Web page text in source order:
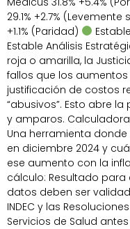
29.1% +2.7% (Levemente
+1.1% (Paridad)
Estable Análisis
roja o amarilla, la
fallos que los aumentos
justificación de costos
“abusivos”. Esto abre
y amparos.
Una herramienta
en diciembre 2024 y
ese aumento con la
cálculo: Resultado para
datos deben ser
INDEC y las
Servicios de Salud